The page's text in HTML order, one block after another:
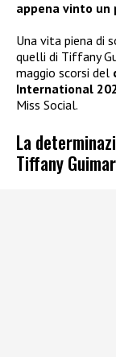
appena vinto un
Una vita piena di
quelli di Tiffany
maggio scorsi del
International
Miss Social.
La
Tiffany